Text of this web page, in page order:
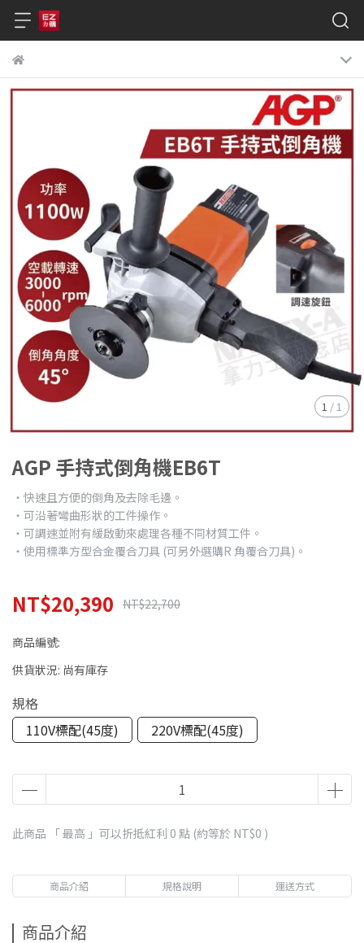
1 / 1
AGP 手持式倒角機EB6T
‧快速且方便的倒角及去除毛邊。
‧可沿著彎曲形狀的工件操作。
‧可調速並附有緩啟動來處理各種不同材質工件。
‧使用標準方型合金覆合刀具 (可另外選購R 角覆合刀具)。
NT$20,390 NT$22,700
商品編號:
供貨狀況: 尚有庫存
規格
110V標配(45度)
220V標配(45度)
此商品 「 最高 」可以折抵紅利 0 點 (約等於 NT$0 )
商品介紹 規格說明 運送方式
商品介紹